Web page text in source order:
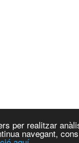
per realitzar
navegant,